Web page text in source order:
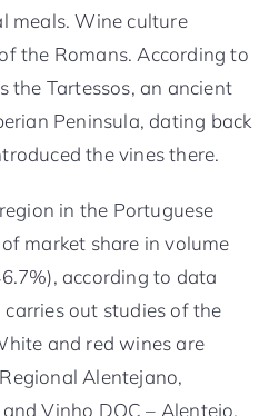
meals. Wine culture
the Romans. According to
the Tartessos, an ancient
Peninsula, dating back
the vines there.
in the Portuguese
market share in volume
according to data
out studies of the
and red wines are
Alentejano,
Vinho DOC – Alentejo,